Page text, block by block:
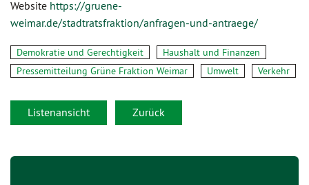
Website https://gruene-
weimar.de/stadtratsfraktion/anfragen-und-antraege/
Demokratie und Gerechtigkeit
Haushalt und Finanzen
Pressemitteilung Grüne Fraktion Weimar
Umwelt Verkehr
Listenansicht Zurück